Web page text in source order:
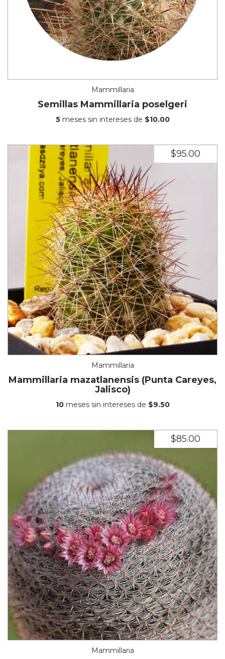
Mammillaria
Semillas Mammillaria poselgeri
5meses sin intereses de $10.00
$95.00
Mammillaria
Mammillaria mazatlanensis (Punta Careyes,
Jalisco)
10meses sin intereses de $9.50
$85.00
Mammillaria